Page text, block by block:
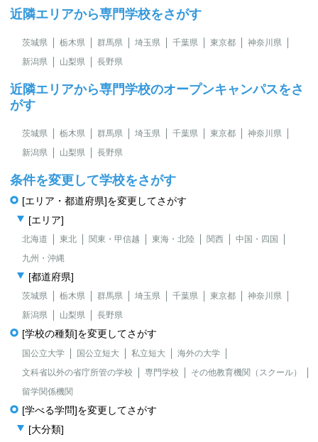
近隣エリアから専門学校をさがす
茨城県 栃木県 群馬県 埼玉県 千葉県 東京都
神奈川県
新潟県
山梨県 長野県
近隣エリアから専門学校のオープンキャンパスをさ
がす
茨城県 栃木県 群馬県 埼玉県 千葉県 東京都
神奈川県
新潟県
山梨県 長野県
条件を変更して学校をさがす
[エリア・都道府県]を変更してさがす
[エリア]
北海道 東北 関東・甲信越 東海・北陸 関西
中国・四国
九州・沖縄
[都道府県]
茨城県 栃木県 群馬県 埼玉県 千葉県 東京都
神奈川県
新潟県
山梨県 長野県
[学校の種類]を変更してさがす
国公立大学 国公立短大 私立短大
海外の大学
文科省以外の省庁所管の学校
専門学校
その他教育機関（スクール）
留学関係機関
[学べる学問]を変更してさがす
[大分類]